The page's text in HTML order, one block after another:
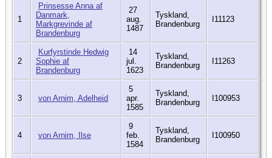
1
Prinsesse Anna af
Danmark,
Markgrevinde af
Brandenburg
27
aug.
1487
Tyskland,
Brandenburg
I11123
2
Kurfyrstinde Hedwig
Sophie af
Brandenburg
14
jul.
1623
Tyskland,
Brandenburg
I11263
3 von Arnim, Adelheid
5
apr.
1585
Tyskland,
Brandenburg
I100953
4 von Arnim, Ilse
9
feb.
1584
Tyskland,
Brandenburg
I100950